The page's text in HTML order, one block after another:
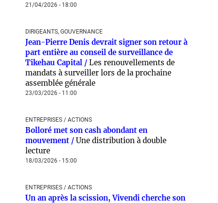
21/04/2026 - 18:00
DIRIGEANTS, GOUVERNANCE
Jean-Pierre Denis devrait signer son retour à
part entière au conseil de surveillance de
Tikehau Capital / Les renouvellements de
mandats à surveiller lors de la prochaine
assemblée générale
23/03/2026 - 11:00
ENTREPRISES / ACTIONS
Bolloré met son cash abondant en
mouvement / Une distribution à double
lecture
18/03/2026 - 15:00
ENTREPRISES / ACTIONS
Un an après la scission, Vivendi cherche son